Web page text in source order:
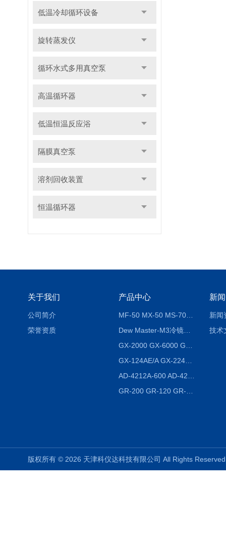
低温冷却循环设备
旋转蒸发仪
循环水式多用真空泵
高温循环器
低温恒温反应浴
隔膜真空泵
溶剂回收装置
恒温循环器
关于我们
公司简介
荣誉资质
产品中心
MF-50 MX-50 MS-70卤素水分测定仪 红外线水分仪
Dew Master-M3冷镜式露点仪
GX-124AE/A GX-224AE/A分析天平
新
新闻
技术
版权所有 © 2026 天津科仪达科技有限公司 All Rights